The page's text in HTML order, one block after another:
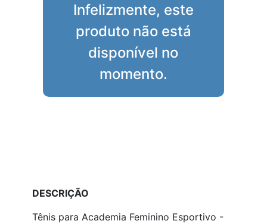
Infelizmente, este
produto não está
disponível no
momento.
DESCRIÇÃO
Tênis para Academia Feminino Esportivo -